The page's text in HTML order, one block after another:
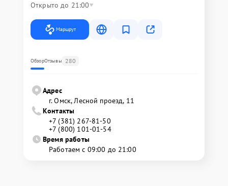
Открыто до 21:00
Маршрут
ОбзорОтзывы 280
Адрес
г. Омск, ​Лесной проезд, 11
Контакты
+7 (381) 267-81-50
+7 (800) 101-01-54
Время работы
Работаем с 09:00 до 21:00